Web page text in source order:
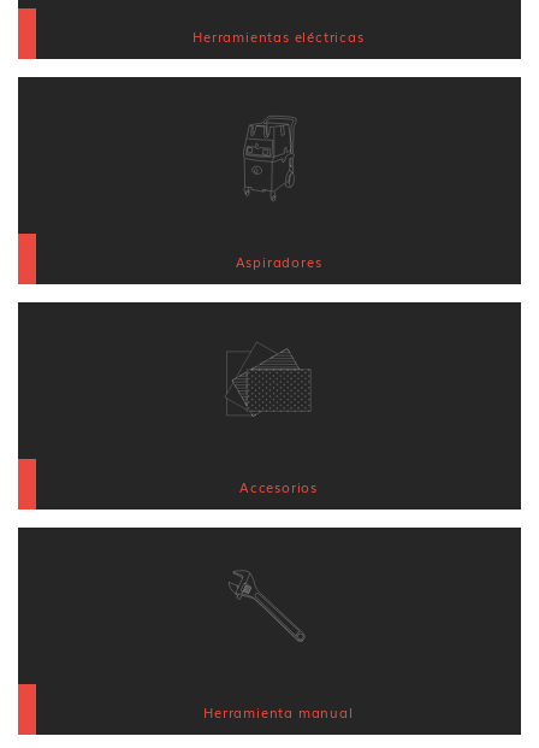
Herramientas eléctricas
Aspiradores
Accesorios
Herramienta manual